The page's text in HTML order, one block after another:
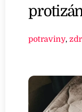
potraviny,